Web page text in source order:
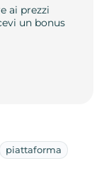
ai prezzi
un bonus
piattaforma